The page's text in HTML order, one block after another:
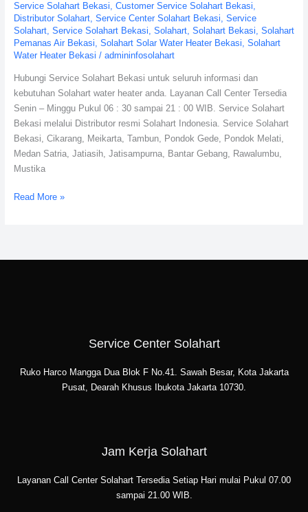
Service Solahart Bekasi, Customer Service Solahart Bekasi,
Distributor Solahart, Service Center Solahart Bekasi, Service
Solahart, Service Solahart Bekasi, Solahart, Solahart Bekasi, Solahart
Pemanas Air Bekasi, Solahart Solar Water Heater Bekasi, Solahart
Water Heater Bekasi / admininfosolahart
Hubungi Service Solahart Bekasi untuk seluruh informasi dan
kebutuhan Solahart water heater anda. Layanan Call Center Tersedia
Senin – Minggu Pukul 06 : 30 sampai 21 : 00 WIB. Service Solahart
Bekasi melalui Distributor resmi Solahart Indonesia. Service Solahart
Bekasi, Cikarang, Meikarta, Tambun, Pondok Gede, Pondok Melati,
Medan Satria, Jatiasih, Jatisampurna, Bantar Gebang, Rawalumbu,
Mustika
Read More »
Service Center Solahart
Ruko Harco Mangga Dua Blok F No.41. Sawah Besar, Kota Jakarta
Pusat, Dearah Khusus Ibukota Jakarta 10730.
Jam Kerja Solahart
Layanan Call Center Solahart Tersedia Setiap Hari mulai Pukul 07.00
sampai 21.00 WIB.